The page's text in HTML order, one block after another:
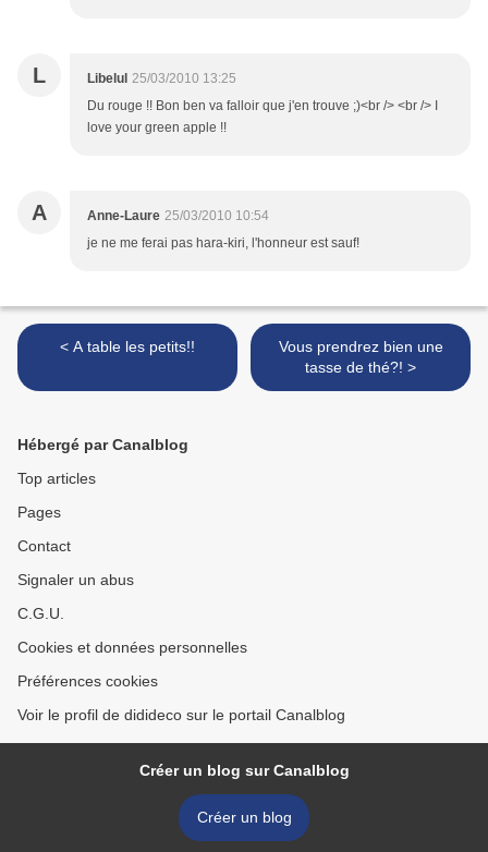
L Libelul 25/03/2010 13:25
Du rouge !! Bon ben va falloir que j'en trouve ;)<br /> <br /> I
love your green apple !!
A Anne-Laure 25/03/2010 10:54
je ne me ferai pas hara-kiri, l'honneur est sauf!
< A table les petits!!
Vous prendrez bien une
tasse de thé?! >
Hébergé par Canalblog
Top articles
Pages
Contact
Signaler un abus
C.G.U.
Cookies et données personnelles
Préférences cookies
Voir le profil de didideco sur le portail Canalblog
Créer un blog sur Canalblog
Créer un blog